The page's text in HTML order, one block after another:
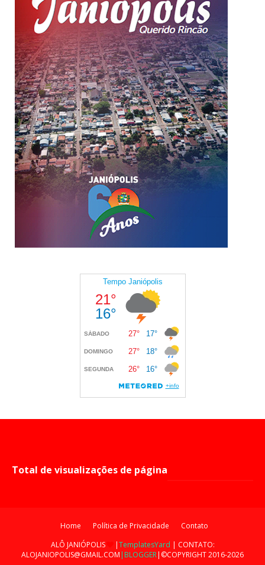
Total de visualizações de página
Home Política de Privacidade
Contato
ALÔ JANIÓPOLIS
|TemplatesYard | CONTATO:
ALOJANIOPOLIS@GMAIL.COM |BLOGGER|©COPYRIGHT 2016-2026